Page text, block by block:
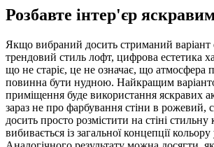
Розбавте інтер'єр
Якщо вибраний досить стриманий
трендовий стиль лофт, цифрова естетика
що не старіє, це не означає, що атмосфера
повинна бути нудною. Найкращим
приміщення буде використання яскравих
зараз не про фарбування стіни в рожевий,
досить просто розмістити на стіні
вибивається із загальної концепції